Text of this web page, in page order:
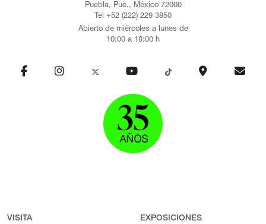
Puebla, Pue., México 72000
Tel +52 (222) 229 3850
Abierto de miércoles a lunes de
10:00 a 18:00 h
VISITA EXPOSICIONES